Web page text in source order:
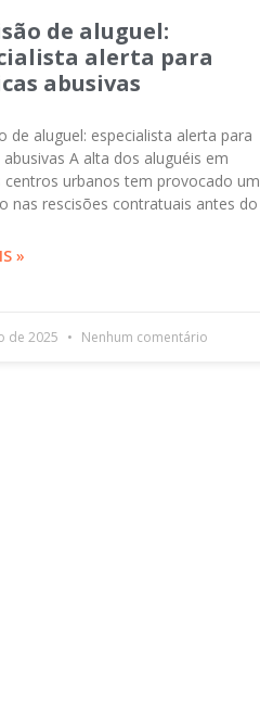
de aluguel:
alerta para
abusivas
de aluguel: especialista alerta para
A alta dos aluguéis em
centros urbanos tem provocado um
nas rescisões contratuais antes do
»
de 2025 Nenhum comentário